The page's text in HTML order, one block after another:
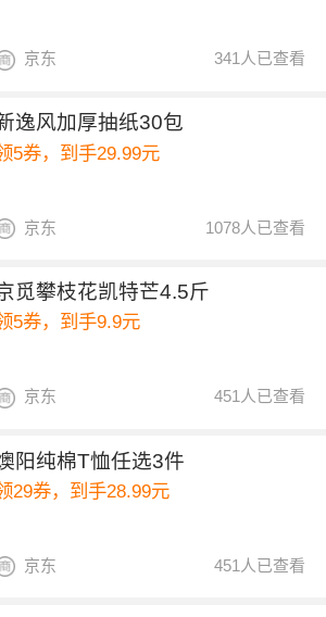
341人已查看
京东
逸风加厚抽纸30包
5券，到手29.99元
1078人已查看
京东
觅攀枝花凯特芒4.5斤
5券，到手9.9元
451人已查看
京东
阳纯棉T恤任选3件
29券，到手28.99元
451人已查看
京东